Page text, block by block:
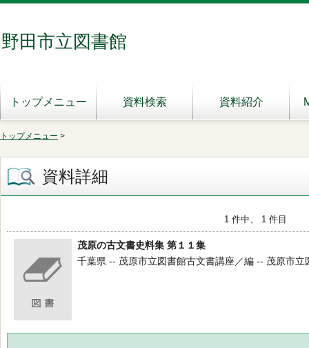
野田市立図書館
トップメニュー 資料検索 資料紹介
トップメニュー >
資料詳細
1 件中、 1 件目
茂原の古文書史料集 第１１集
千葉県 -- 茂原市立図書館古文書講座／編 -- 茂原市